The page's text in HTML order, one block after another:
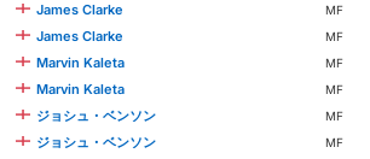
James Clarke MF
James Clarke
MF
Marvin Kaleta
MF
Marvin Kaleta
MF
ジョシュ・ベンソン
MF
ジョシュ・ベンソン
MF